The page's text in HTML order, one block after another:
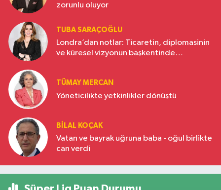
zorunlu oluyor
TUBA SARAÇOĞLU
Londra’dan notlar: Ticaretin, diplomasinin
ve küresel vizyonun başkentinde
TÜMAY MERCAN
Yöneticilikte yetkinlikler dönüştü
BILAL KOÇAK
Vatan ve bayrak uğruna baba - oğul birlikte
can verdi